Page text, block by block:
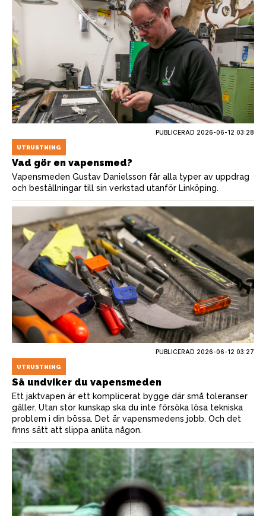
PUBLICERAD 2026-06-12 03:28
UTRUSTNING
Vad gör en vapensmed?
Vapensmeden Gustav Danielsson får alla typer av uppdrag
och beställningar till sin verkstad utanför Linköping.
PUBLICERAD 2026-06-12 03:27
UTRUSTNING
Så undviker du vapensmeden
Ett jaktvapen är ett komplicerat bygge där små toleranser
gäller. Utan stor kunskap ska du inte försöka lösa tekniska
problem i din bössa. Det är vapensmedens jobb. Och det
finns sätt att slippa anlita någon.